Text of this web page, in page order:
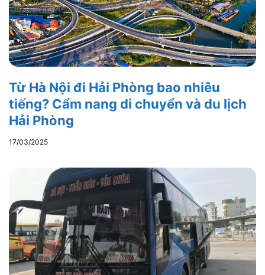
Từ Hà Nội đi Hải Phòng bao nhiêu
tiếng? Cẩm nang di chuyển và du lịch
Hải Phòng
17/03/2025